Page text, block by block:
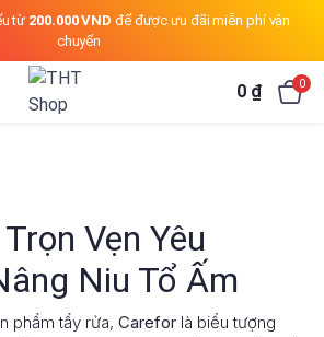
từ 200.000 VND để được ưu đãi miễn phí vận
chuyển
0 ₫ 0
Vẹn Yêu
Niu Tổ Ấm
phẩm tẩy rửa, Carefor là biểu tượng